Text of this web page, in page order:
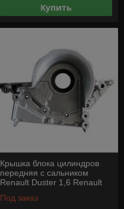
Купить
Крышка блока цилиндров
передняя с сальником
Renault Duster 1,6 Renault
Под заказ